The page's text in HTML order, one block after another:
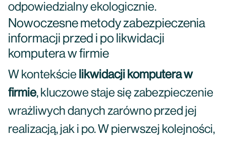
odpowiedzialny ekologicznie.
Nowoczesne metody zabezpieczenia
informacji przed i po likwidacji
komputera w firmie
W kontekście likwidacji komputera w
firmie, kluczowe staje się zabezpieczenie
wrażliwych danych zarówno przed jej
realizacją, jak i po. W pierwszej kolejności,